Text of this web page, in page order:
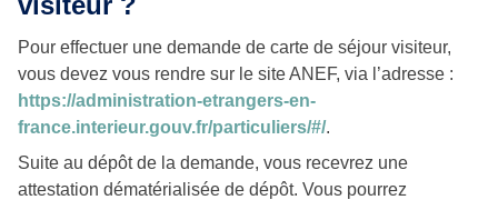
Pour effectuer une demande de carte de séjour visiteur,
vous devez vous rendre sur le site ANEF, via l’adresse :
https://administration-etrangers-en-
france.interieur.gouv.fr/particuliers/#/.
Suite au dépôt de la demande, vous recevrez une
attestation dématérialisée de dépôt. Vous pourrez